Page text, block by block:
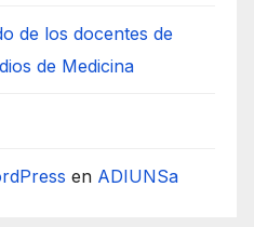
de los docentes de
de Medicina
en ADIUNSa